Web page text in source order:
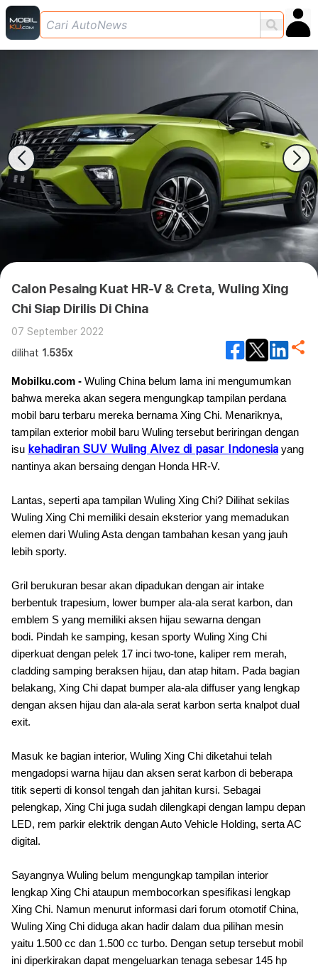
Calon Pesaing Kuat HR-V & Creta, Wuling Xing
Chi Siap Dirilis Di China
07 September 2022
dilihat 1.535x
Mobilku.com - Wuling China belum lama ini mengumumkan
bahwa mereka akan segera mengungkap tampilan perdana
mobil baru terbaru mereka bernama Xing Chi. Menariknya,
tampilan exterior mobil baru Wuling tersebut beriringan dengan
isu kehadiran SUV Wuling Alvez di pasar Indonesia yang
nantinya akan bersaing dengan Honda HR-V.
Lantas, seperti apa tampilan Wuling Xing Chi? Dilihat sekilas
Wuling Xing Chi memiliki desain eksterior yang memadukan
elemen dari Wuling Asta dengan tambahan kesan yang jauh
lebih sporty.
Gril berukuran besar akan dipadukan dengan air intake
berbentuk trapesium, lower bumper ala-ala serat karbon, dan
emblem S yang memiliki aksen hijau sewarna dengan
bodi. Pindah ke samping, kesan sporty Wuling Xing Chi
diperkuat dengan pelek 17 inci two-tone, kaliper rem merah,
cladding samping beraksen hijau, dan atap hitam. Pada bagian
belakang, Xing Chi dapat bumper ala-ala diffuser yang lengkap
dengan aksen hijau dan ala-ala serat karbon serta knalpot dual
exit.
Masuk ke bagian interior, Wuling Xing Chi diketahui telah
mengadopsi warna hijau dan aksen serat karbon di beberapa
titik seperti di konsol tengah dan jahitan kursi. Sebagai
pelengkap, Xing Chi juga sudah dilengkapi dengan lampu depan
LED, rem parkir elektrik dengan Auto Vehicle Holding, serta AC
digital.
Sayangnya Wuling belum mengungkap tampilan interior
lengkap Xing Chi ataupun membocorkan spesifikasi lengkap
Xing Chi. Namun menurut informasi dari forum otomotif China,
Wuling Xing Chi diduga akan hadir dalam dua pilihan mesin
yaitu 1.500 cc dan 1.500 cc turbo. Dengan setup tersebut mobil
ini diperkirakan dapat mengeluarkan tenaga sebesar 145 hp